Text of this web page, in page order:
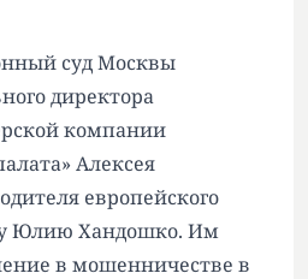
суд Москвы
директора
компании
Алексея
европейского
Юлию Хандошко. Им
в мошенничестве в